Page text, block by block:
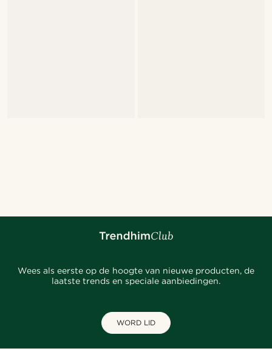
Wees als eerste op de hoogte van nieuwe producten, de
laatste trends en speciale aanbiedingen.
WORD LID